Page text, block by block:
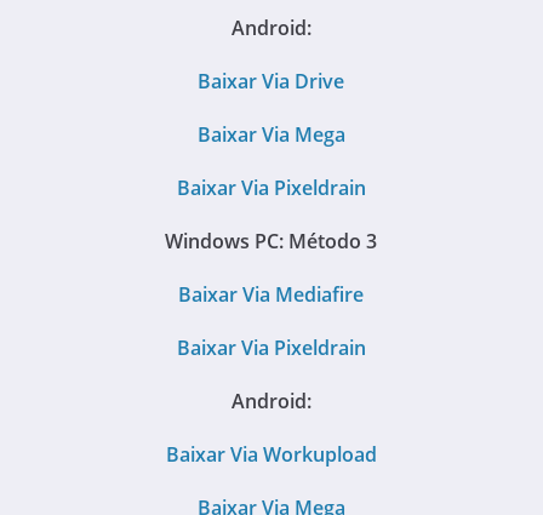
Android:
Baixar Via Drive
Baixar Via Mega
Baixar Via Pixeldrain
Windows PC: Método 3
Baixar Via Mediafire
Baixar Via Pixeldrain
Android:
Baixar Via Workupload
Baixar Via Mega